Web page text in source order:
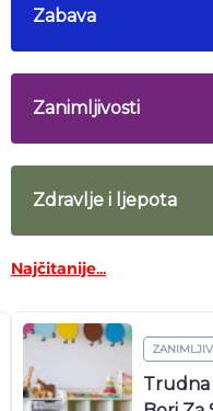
Zabava
Zanimljivosti
Zdravlje i ljepota
Najčitanije...
Trudna